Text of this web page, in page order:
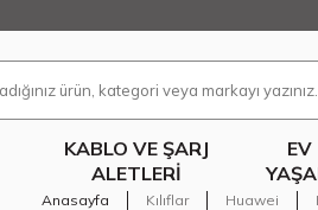
KABLO VE ŞARJ
ALETLERI
EV
Anasayfa Kılıflar Huawei